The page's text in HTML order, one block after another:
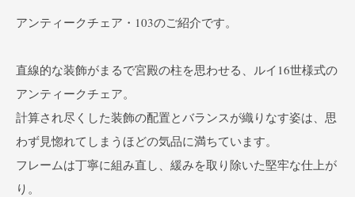
アンティークチェア・103のご紹介です。
直線的な装飾がまるで宮殿の柱を思わせる、ルイ16世様式の
アンティークチェア。
計算され尽くした装飾の配置とバランスが織りなす姿は、思
わず見惚れてしまうほどの気品に満ちています。
フレームは丁寧に組み直し、緩みを取り除いた堅牢な仕上が
り。